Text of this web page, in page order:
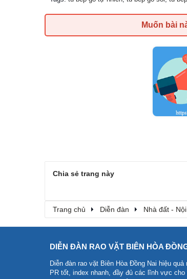
Muốn bài
Chia sẻ trang này
Trang chủ Diễn đàn Nhà đất -
DIỄN ĐÀN RAO VẶT BIÊN HÒA
Diễn đàn rao vặt Biên Hòa Đồng Nai hiệu quả
PR tốt, index nhanh, đầy đủ các lĩnh vực cho